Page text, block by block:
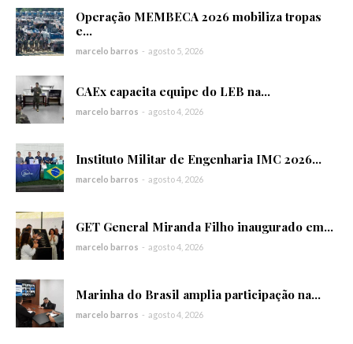
Operação MEMBECA 2026 mobiliza tropas
e...
marcelo barros - agosto 5, 2026
CAEx capacita equipe do LEB na...
marcelo barros - agosto 4, 2026
Instituto Militar de Engenharia IMC 2026...
marcelo barros - agosto 4, 2026
GET General Miranda Filho inaugurado em...
marcelo barros - agosto 4, 2026
Marinha do Brasil amplia participação na...
marcelo barros - agosto 4, 2026